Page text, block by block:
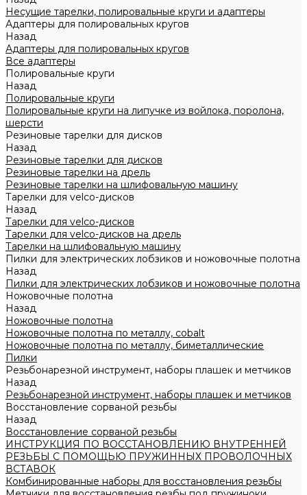
Несущие тарелки, полировальные круги и адаптеры
Адаптеры для полировальных кругов
Назад
Адаптеры для полировальных кругов
Все адаптеры
Полировальные круги
Назад
Полировальные круги
Полировальные круги на липучке из войлока, поролона,
шерсти
Резиновые тарелки для дисков
Назад
Резиновые тарелки для дисков
Резиновые тарелки на дрель
Резиновые тарелки на шлифовальную машину
Тарелки для velco-дисков
Назад
Тарелки для velco-дисков
Тарелки для velco-дисков на дрель
Тарелки на шлифовальную машину
Пилки для электрических лобзиков и ножовочные полотна
Назад
Пилки для электрических лобзиков и ножовочные полотна
Ножовочные полотна
Назад
Ножовочные полотна
Ножовочные полотна по металлу, cobalt
Ножовочные полотна по металлу, биметаллические
Пилки
Резьбонарезной инструмент, наборы плашек и метчиков
Назад
Резьбонарезной инструмент, наборы плашек и метчиков
Восстановление сорваной резьбы
Назад
Восстановление сорваной резьбы
ИНСТРУКЦИЯ ПО ВОССТАНОВЛЕНИЮ ВНУТРЕННЕЙ
РЕЗЬБЫ С ПОМОЩЬЮ ПРУЖИННЫХ ПРОВОЛОЧНЫХ
ВСТАВОК
Комбинированные наборы для восстановления резьбы